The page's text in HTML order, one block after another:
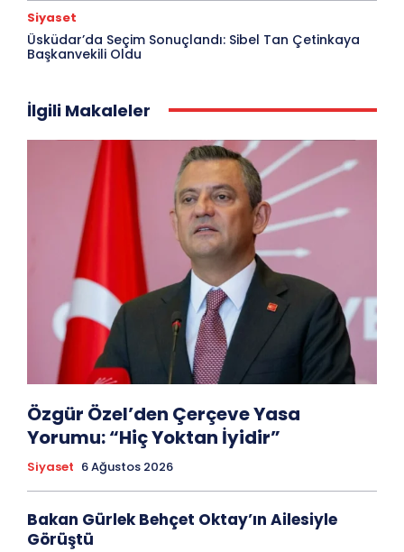
Siyaset
Üsküdar’da Seçim Sonuçlandı: Sibel Tan Çetinkaya
Başkanvekili Oldu
İlgili Makaleler
Özgür Özel’den Çerçeve Yasa
Yorumu: “Hiç Yoktan İyidir”
Siyaset 6 Ağustos 2026
Bakan Gürlek Behçet Oktay’ın Ailesiyle
Görüştü